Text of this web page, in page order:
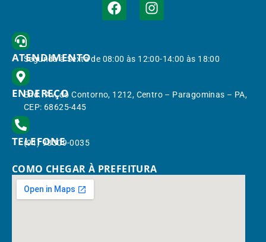
ATENDIMENTO
Segunda à Sexta de 08:00 às 12:00-14:00 às 18:00
ENDEREÇO
End.: Av. do Contorno, 1212, Centro – Paragominas – PA,
CEP: 68625-445
TELEFONE
(91) 98309-0035
COMO CHEGAR À PREFEITURA